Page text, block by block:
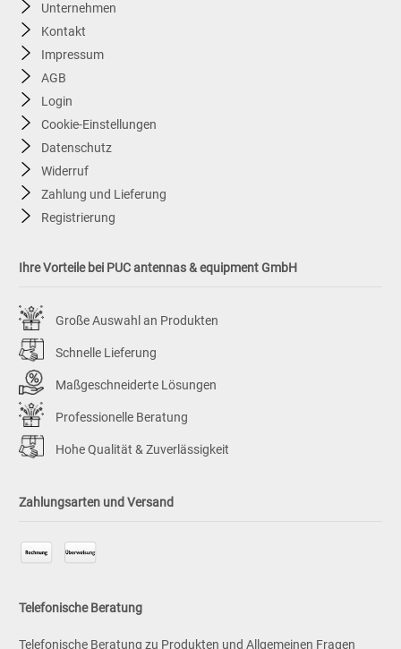
Unternehmen
Kontakt
Impressum
AGB
Login
Cookie-Einstellungen
Datenschutz
Widerruf
Zahlung und Lieferung
Registrierung
Ihre Vorteile bei PUC antennas & equipment GmbH
Große Auswahl an Produkten
Schnelle Lieferung
Maßgeschneiderte Lösungen
Professionelle Beratung
Hohe Qualität & Zuverlässigkeit
Zahlungsarten und Versand
Telefonische Beratung
Telefonische Beratung zu Produkten und Allgemeinen Fragen